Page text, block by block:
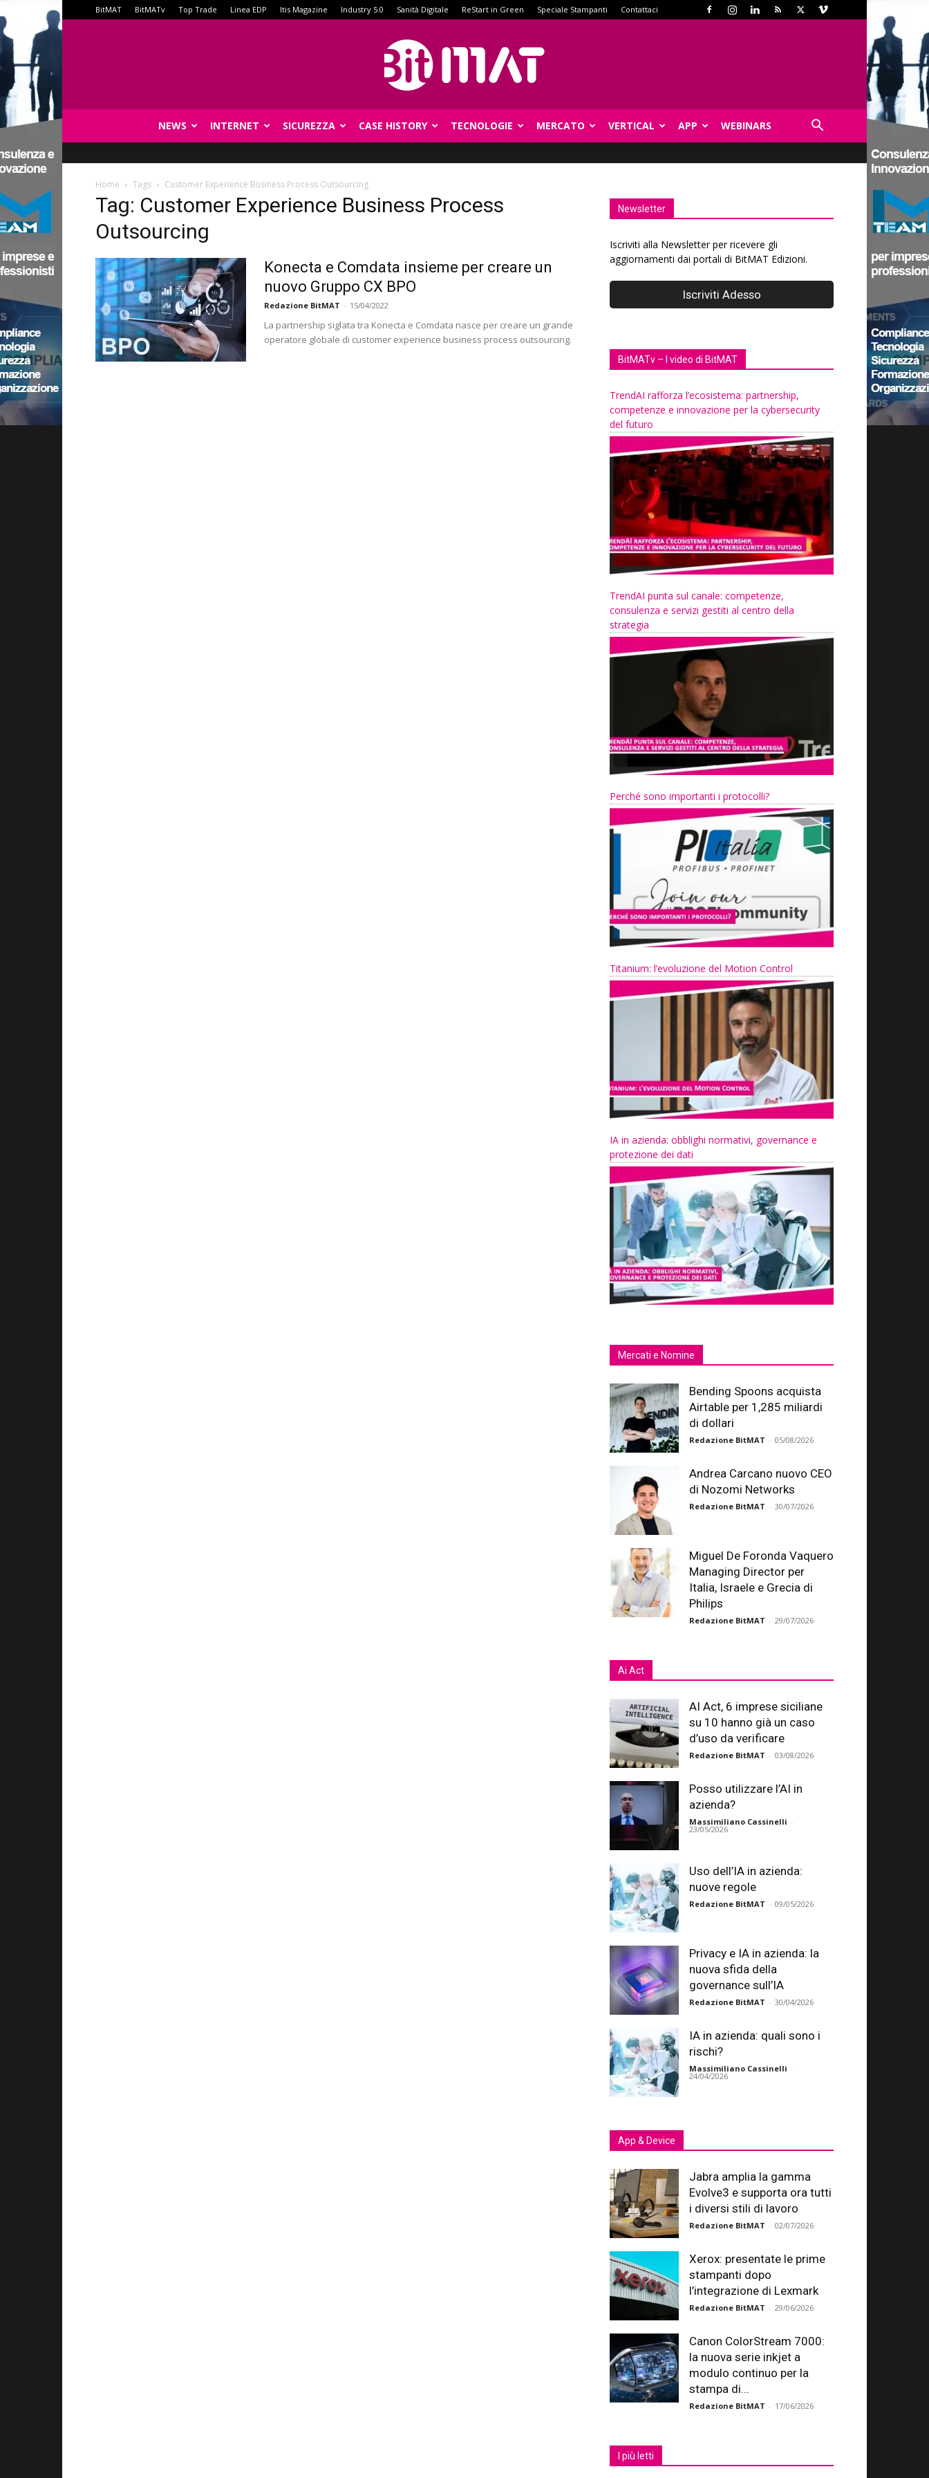
BitMAT BitMATv Top Trade Linea EDP Itis Magazine Industry 5.0 Sanità Digitale ReStart in Green Speciale Stampanti Contattaci
NEWS INTERNET SICUREZZA CASE HISTORY TECNOLOGIE MERCATO VERTICAL APP WEBINARS
Home Tags Customer Experience Business Process Outsourcing
Tag: Customer Experience Business Process
Outsourcing
Konecta e Comdata insieme per creare un
nuovo Gruppo CX BPO
Redazione BitMAT - 15/04/2022
La partnership siglata tra Konecta e Comdata nasce per creare un grande
operatore globale di customer experience business process outsourcing.
Newsletter
Iscriviti alla Newsletter per ricevere gli
aggiornamenti dai portali di BitMAT Edizioni.
BitMATv – I video di BitMAT
TrendAI rafforza l’ecosistema: partnership,
competenze e innovazione per la cybersecurity
del futuro
TrendAI punta sul canale: competenze,
consulenza e servizi gestiti al centro della
strategia
Perché sono importanti i protocolli?
Titanium: l’evoluzione del Motion Control
IA in azienda: obblighi normativi, governance e
protezione dei dati
Mercati e Nomine
Bending Spoons acquista
Airtable per 1,285 miliardi
di dollari
Redazione BitMAT - 05/08/2026
Andrea Carcano nuovo CEO
di Nozomi Networks
Redazione BitMAT - 30/07/2026
Miguel De Foronda Vaquero
Managing Director per
Italia, Israele e Grecia di
Philips
Redazione BitMAT - 29/07/2026
Ai Act
AI Act, 6 imprese siciliane
su 10 hanno già un caso
d’uso da verificare
Redazione BitMAT - 03/08/2026
Posso utilizzare l’AI in
azienda?
Massimiliano Cassinelli -
23/05/2026
Uso dell’IA in azienda:
nuove regole
Redazione BitMAT - 09/05/2026
Privacy e IA in azienda: la
nuova sfida della
governance sull’IA
Redazione BitMAT - 30/04/2026
IA in azienda: quali sono i
rischi?
Massimiliano Cassinelli -
24/04/2026
App & Device
Jabra amplia la gamma
Evolve3 e supporta ora tutti
i diversi stili di lavoro
Redazione BitMAT - 02/07/2026
Xerox: presentate le prime
stampanti dopo
l’integrazione di Lexmark
Redazione BitMAT - 29/06/2026
Canon ColorStream 7000:
la nuova serie inkjet a
modulo continuo per la
stampa di...
Redazione BitMAT - 17/06/2026
I più letti